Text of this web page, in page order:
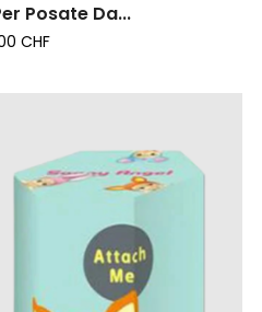
Posate Da...
CHF